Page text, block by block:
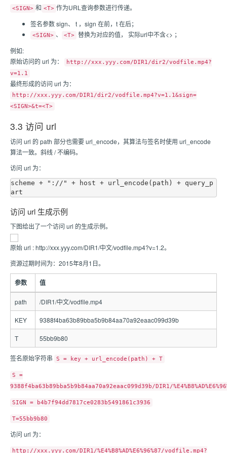
<SIGN> 和 <T> 作为URL查询参数进行传递。
签名参数 sign、 t ，sign 在前，t 在后；
<SIGN> 、 <T> 替换为对应的值， 实际url中不含<> ；
例如:
原始访问的 url 为：
http://xxx.yyy.com/DIR1/dir2/vodfile.mp4?
v=1.1
最终形成的访问 url 为：
http://xxx.yyy.com/DIR1/dir2/vodfile.mp4?v=1.1&sign=
<SIGN>&t=<T>
3.3 访问 url
访问 url 的 path 部分也需要 url_encode，其算法与签名时使用 url_encode
算法一致。斜线 / 不编码。
访问 url 为：
scheme + "://" + host + url_encode(path) + query_p
访问 url 生成示例
下图给出了一个访问 url 的生成示例。
原始 url : http://xxx.yyy.com/DIR1/中文/vodfile.mp4?v=1.2。
资源过期时间为：2015年8月1日。
参数 值
path /DIR1/中文/vodfile.mp4
KEY 9388f4ba63b89bba5b9b84aa70a92eaac099d39b
T 55bb9b80
签名原始字符串 S = key + url_encode(path) + T
S =
9388f4ba63b89bba5b9b84aa70a92eaac099d39b/DIR1/
SIGN = b4b7f94dd7817ce0283b5491861c3936
T=55bb9b80
访问 url 为：
http://xxx.yyy.com/DIR1/%E4%B8%AD%E6%96%87/vodfile.mp4?